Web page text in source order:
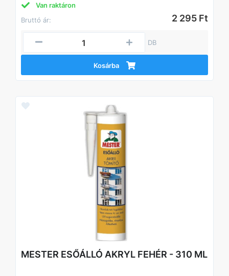
Van raktáron
Bruttó ár:
2 295 Ft
DB
Kosárba
MESTER ESŐÁLLÓ AKRYL FEHÉR - 310 ML